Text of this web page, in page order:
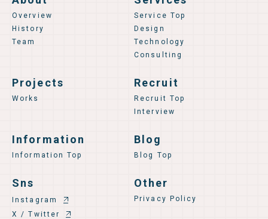
Overview
History
Team
Service Top
Design
Technology
Consulting
Projects
Works
Recruit
Recruit Top
Interview
Information
Information Top
Blog
Blog Top
Sns
Instagram
X / Twitter
Other
Privacy Policy